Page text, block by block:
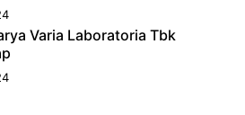
Varia Laboratoria Tbk